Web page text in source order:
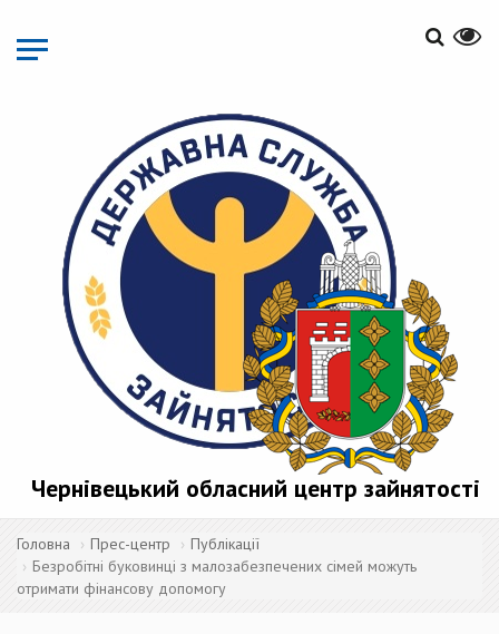
основного
матеріалу
Чернівецький обласний центр зайнятості
Головна Прес-центр
Публікації
Безробітні буковинці з малозабезпечених сімей можуть
отримати фінансову допомогу